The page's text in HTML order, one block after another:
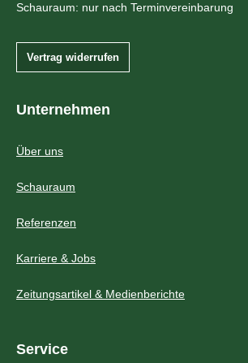
Schauraum: nur nach Terminvereinbarung
Vertrag widerrufen
Unternehmen
Über uns
Schauraum
Referenzen
Karriere & Jobs
Zeitungsartikel & Medienberichte
Service